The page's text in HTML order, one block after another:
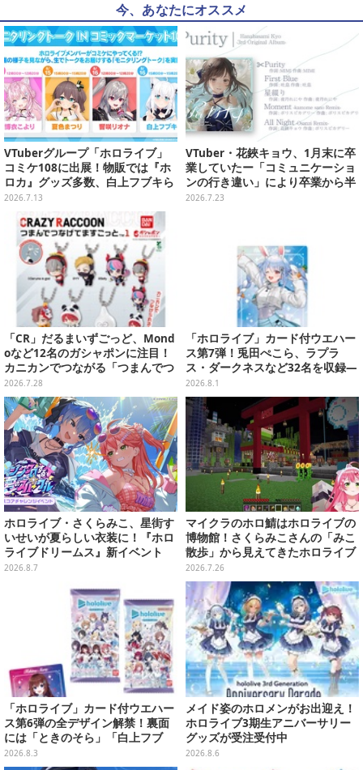
今、あなたにオススメ
VTuberグループ「ホロライブ」
コミケ108に出展！物販では『ホ
ロカ』グッズ多数、白上フブキら
4人のモニタリングトークもお届
2026.7.13
VTuber・花鋏キョウ、1月末に卒
業していたー「コミュニケーショ
ンの行き違い」により卒業から半
年後に発表
2026.7.23
「CR」だるまいずごっど、Mond
oなど12名のガシャポンに注目！
カニカンでつながる「つまんでつ
なげてますこっと」が8月第5週よ
り発売
2026.7.28
「ホロライブ」カード付ウエハー
ス第7弾！兎田ぺこら、ラプラ
ス・ダークネスなど32名を収録―
裏面には手書きメッセージも
2026.8.1
ホロライブ・さくらみこ、星街す
いせいが夏らしい衣装に！『ホロ
ライブドリームス』新イベント
「シンクロする夏のスパークル」
2026.8.7
マイクラのホロ鯖はホロライブの
博物館！さくらみこさんの「みこ
散歩」から見えてきたホロライブ
の“強さ”の秘密とは……？【思い
出はここに残るんだにぇ……】
2026.7.26
「ホロライブ」カード付ウエハー
ス第6弾の全デザイン解禁！裏面
には「ときのそら」「白上フブ
キ」ら30名の手書きメッセージ入
り
2026.8.3
メイド姿のホロメンがお出迎え！
ホロライブ3期生アニバーサリー
グッズが受注受付中
2026.8.6